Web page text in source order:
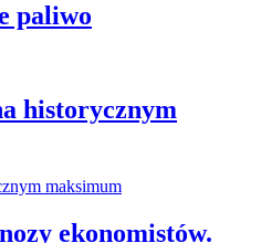
paliwo
historycznym
ekonomistów.